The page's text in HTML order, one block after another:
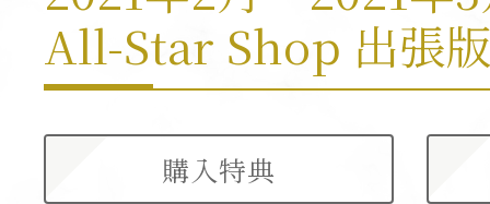
All-Star Shop 出張版
購入特典